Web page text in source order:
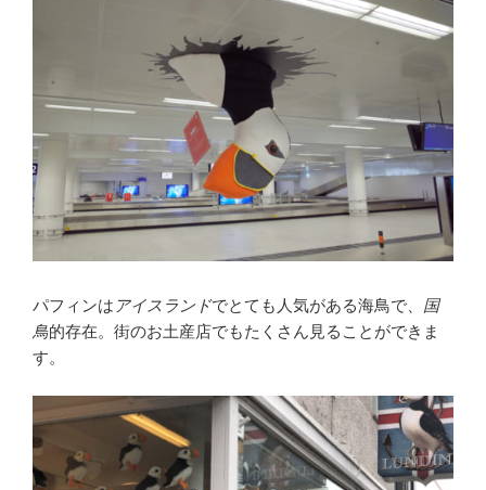
パフィンは アイスランドでとても人気がある海鳥で、 国
鳥的存在。街のお土産店でもたくさん見ることができま
す。